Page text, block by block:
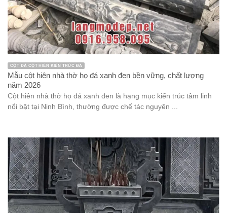
CỘT ĐÁ CỘT HIÊN KIẾN TRÚC ĐÁ
Mẫu cột hiên nhà thờ họ đá xanh đen bền vững, chất lượng
năm 2026
Cột hiên nhà thờ họ đá xanh đen là hạng mục kiến trúc tâm linh
nổi bật tại Ninh Bình, thường được chế tác nguyên ...